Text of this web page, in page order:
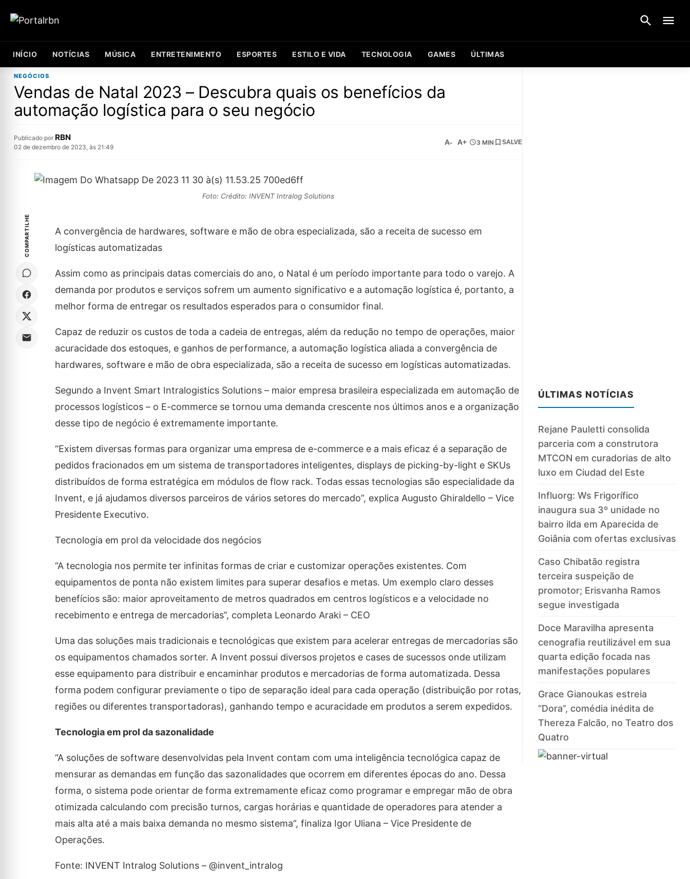
INÍCIO NOTÍCIAS MÚSICA ENTRETENIMENTO ESPORTES ESTILO E VIDA TECNOLOGIA GAMES ÚLTIMAS
NEGÓCIOS
Vendas de Natal 2023 – Descubra quais os benefícios da
automação logística para o seu negócio
Publicado por RBN
02 de dezembro de 2023, às 21:49
A- A+ 3 MIN SALVE
Foto: Crédito: INVENT Intralog Solutions
COMPARTILHE
A convergência de hardwares, software e mão de obra especializada, são a receita de sucesso em
logísticas automatizadas
Assim como as principais datas comerciais do ano, o Natal é um período importante para todo o varejo. A
demanda por produtos e serviços sofrem um aumento significativo e a automação logística é, portanto, a
melhor forma de entregar os resultados esperados para o consumidor final.
Capaz de reduzir os custos de toda a cadeia de entregas, além da redução no tempo de operações, maior
acuracidade dos estoques, e ganhos de performance, a automação logística aliada a convergência de
hardwares, software e mão de obra especializada, são a receita de sucesso em logísticas automatizadas.
Segundo a Invent Smart Intralogistics Solutions – maior empresa brasileira especializada em automação de
processos logísticos – o E-commerce se tornou uma demanda crescente nos últimos anos e a organização
desse tipo de negócio é extremamente importante.
“Existem diversas formas para organizar uma empresa de e-commerce e a mais eficaz é a separação de
pedidos fracionados em um sistema de transportadores inteligentes, displays de picking-by-light e SKUs
distribuídos de forma estratégica em módulos de flow rack. Todas essas tecnologias são especialidade da
Invent, e já ajudamos diversos parceiros de vários setores do mercado”, explica Augusto Ghiraldello – Vice
Presidente Executivo.
Tecnologia em prol da velocidade dos negócios
“A tecnologia nos permite ter infinitas formas de criar e customizar operações existentes. Com
equipamentos de ponta não existem limites para superar desafios e metas. Um exemplo claro desses
benefícios são: maior aproveitamento de metros quadrados em centros logísticos e a velocidade no
recebimento e entrega de mercadorias”, completa Leonardo Araki – CEO
Uma das soluções mais tradicionais e tecnológicas que existem para acelerar entregas de mercadorias são
os equipamentos chamados sorter. A Invent possui diversos projetos e cases de sucessos onde utilizam
esse equipamento para distribuir e encaminhar produtos e mercadorias de forma automatizada. Dessa
forma podem configurar previamente o tipo de separação ideal para cada operação (distribuição por rotas,
regiões ou diferentes transportadoras), ganhando tempo e acuracidade em produtos a serem expedidos.
Tecnologia em prol da sazonalidade
“A soluções de software desenvolvidas pela Invent contam com uma inteligência tecnológica capaz de
mensurar as demandas em função das sazonalidades que ocorrem em diferentes épocas do ano. Dessa
forma, o sistema pode orientar de forma extremamente eficaz como programar e empregar mão de obra
otimizada calculando com precisão turnos, cargas horárias e quantidade de operadores para atender a
mais alta até a mais baixa demanda no mesmo sistema”, finaliza Igor Uliana – Vice Presidente de
Operações.
Fonte: INVENT Intralog Solutions – @invent_intralog
ÚLTIMAS NOTÍCIAS
Rejane Pauletti consolida
parceria com a construtora
MTCON em curadorias de alto
luxo em Ciudad del Este
Influorg: Ws Frigorífico
inaugura sua 3º unidade no
bairro ilda em Aparecida de
Goiânia com ofertas exclusivas
Caso Chibatão registra
terceira suspeição de
promotor; Erisvanha Ramos
segue investigada
Doce Maravilha apresenta
cenografia reutilizável em sua
quarta edição focada nas
manifestações populares
Grace Gianoukas estreia
“Dora”, comédia inédita de
Thereza Falcão, no Teatro dos
Quatro